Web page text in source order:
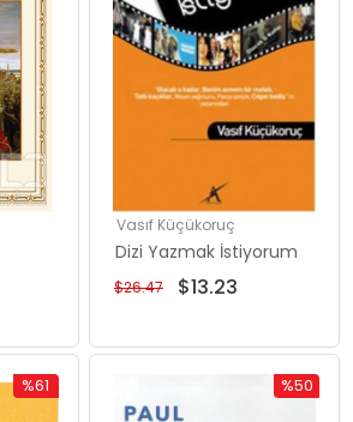
Vasıf Küçükoruç
Dizi Yazmak İstiyorum
$13.23
$26.47
%61
%50